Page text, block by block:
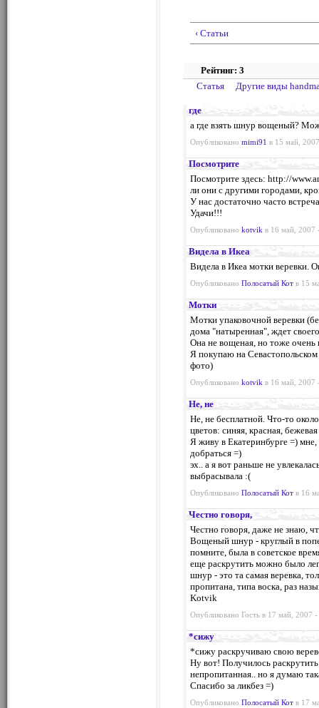
‹ Статьи
Рейтинг: 3
Статья
Другие виды
где
а где взять шнур вощеный?
Опубликовано mimi91 в 15 май,
Посмотрите
Посмотрите здесь: http://
ли они с другими городами,
У нас достаточно часто
Удачи!!!
Опубликовано kotvik в 16 май, 2007
Видела в Икеа
Видела в Икеа мотки веревки.
Опубликовано Полосатый Кот в 15
Мотки
Мотки упаковочной веревки
дома "натыренная", ждет
Она не вощеная, но тоже очень
Я покупаю на
фото)
Опубликовано kotvik в 16 май, 2007
Не, не
Не, не бесплатной. Что-то
цветов: синяя, красная, бежевая
Я живу в Екатеринбурге =)
добраться =)
эх.. а я вот раньше не
выбрасывала :(
Опубликовано Полосатый Кот в 16
Честно говоря,
Честно говоря, даже не знаю,
Вощеный шнур - круглый в
помните, была в советское
еще раскрутить можно было
шнур - это та самая веревка,
пропитана, типа воска, раз
Kotvik
Опубликовано Гость в 17 май, 2007
*сижу
*сижу раскручиваю свою
Ну вот! Получилось
непропитанная.. но я думаю
Спасибо за ликбез =)
Опубликовано Полосатый Кот в 17